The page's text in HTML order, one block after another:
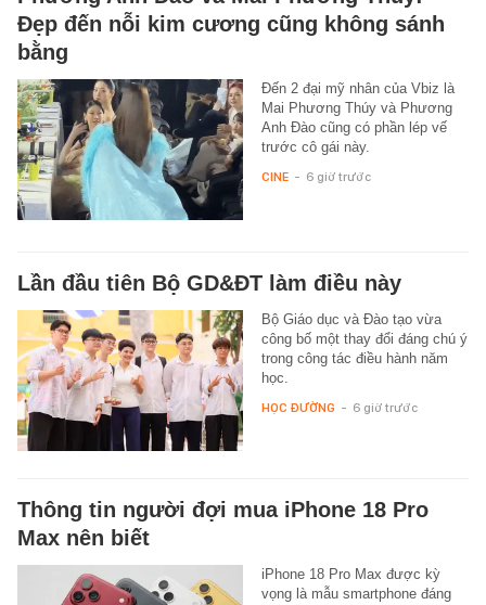
Đẹp đến nỗi kim cương cũng không sánh
bằng
Đến 2 đại mỹ nhân của Vbiz là
Mai Phương Thúy và Phương
Anh Đào cũng có phần lép vế
trước cô gái này.
CINE - 6 giờ trước
Lần đầu tiên Bộ GD&ĐT làm điều này
Bộ Giáo dục và Đào tạo vừa
công bố một thay đổi đáng chú ý
trong công tác điều hành năm
học.
HỌC ĐƯỜNG - 6 giờ trước
Thông tin người đợi mua iPhone 18 Pro
Max nên biết
iPhone 18 Pro Max được kỳ
vọng là mẫu smartphone đáng